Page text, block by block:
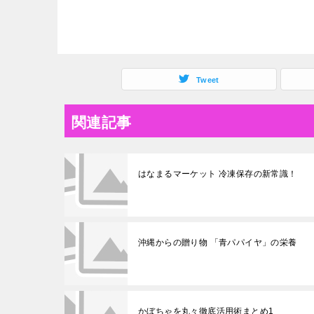
Tweet
関連記事
はなまるマーケット 冷凍保存の新常識！
沖縄からの贈り物 「青パパイヤ」の栄養
かぼちゃを丸々徹底活用術まとめ1